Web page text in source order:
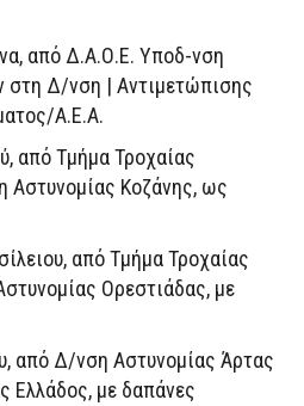
από Δ.Α.Ο.Ε. Υποδ-νση
Δ/νση | Αντιμετώπισης
Α.Ε.Α.
από Τμήμα Τροχαίας
Αστυνομίας Κοζάνης, ως
από Τμήμα Τροχαίας
Ορεστιάδας, με
από Δ/νση Αστυνομίας Άρτας
Ελλάδος, με δαπάνες